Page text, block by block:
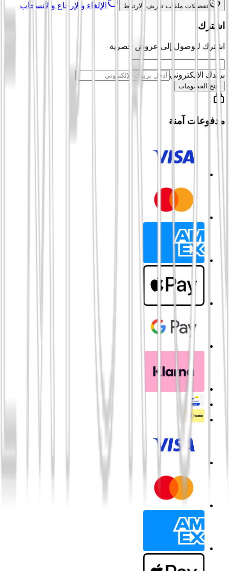
تفضيلات ملفات تعريف الارتباط الإلغاء والإرجاع والانسحاب
اشترك
اشترك للوصول إلى عروض حصرية
بريدك الإلكتروني
افتح الخصومات
مدفوعات آمنة